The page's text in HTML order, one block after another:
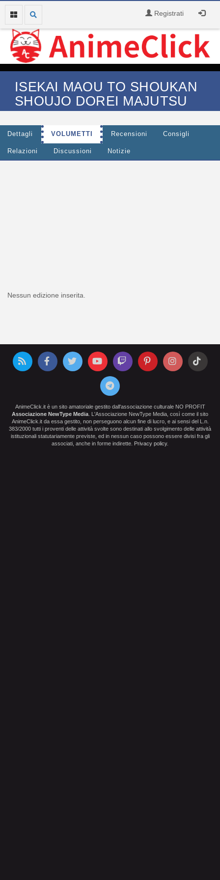
Registrati
ISEKAI MAOU TO SHOUKAN
SHOUJO DOREI MAJUTSU
Dettagli VOLUMETTI Recensioni Consigli
Relazioni Discussioni Notizie
Nessun edizione inserita.
AnimeClick.it è un sito amatoriale gestito dall'associazione culturale NO PROFIT
Associazione NewType Media . L'Associazione NewType Media, così come il sito
AnimeClick.it da essa gestito, non perseguono alcun fine di lucro, e ai sensi del L.n.
383/2000 tutti i proventi delle attività svolte sono destinati allo svolgimento delle attività
istituzionali statutariamente previste, ed in nessun caso possono essere divisi fra gli
associati, anche in forme indirette. Privacy policy.